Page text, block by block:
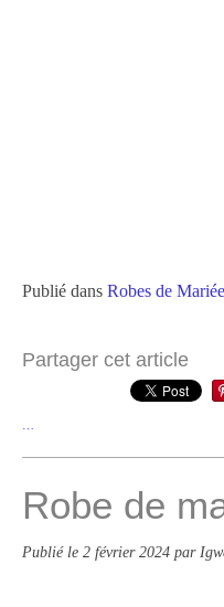
Publié dans Robes de Mariée
Partager cet article
Robe de
Publié le 2 février 2024 par